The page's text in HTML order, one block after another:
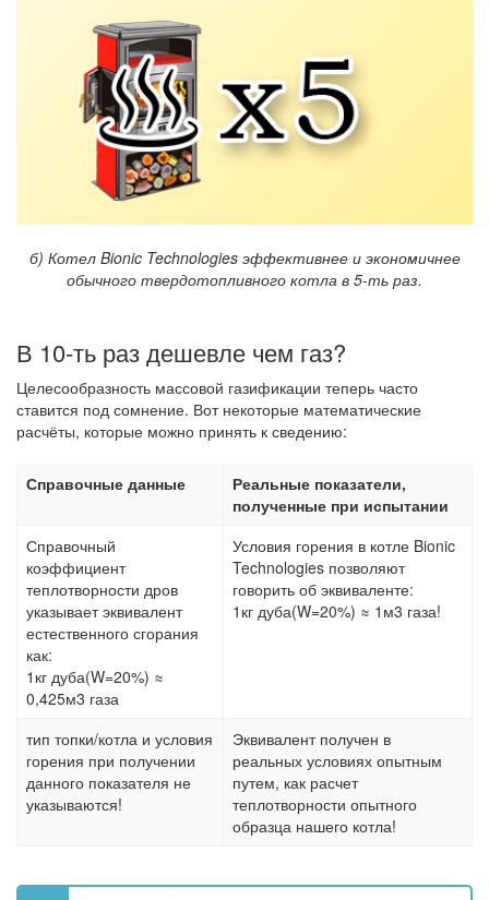
б) Котел Bionic Technologies эффективнее и экономичнее
обычного твердотопливного котла в 5-ть раз.
В 10-ть раз дешевле чем газ?
Целесообразность массовой газификации теперь часто
ставится под сомнение. Вот некоторые математические
расчёты, которые можно принять к сведению:
Справочные данные
Реальные показатели,
полученные при испытании
Справочный
коэффициент
теплотворности дров
указывает эквивалент
естественного сгорания
как:
1кг дуба(W=20%) ≈
0,425м3 газа
Условия горения в котле Bionic
Technologies позволяют
говорить об эквиваленте:
1кг дуба(W=20%) ≈ 1м3 газа!
тип топки/котла и условия
горения при получении
данного показателя не
указываются!
Эквивалент получен в
реальных условиях опытным
путем, как расчет
теплотворности опытного
образца нашего котла!